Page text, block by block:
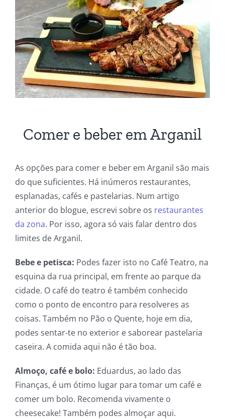
Comer e beber em Arganil
As opções para comer e beber em Arganil são mais
do que suficientes. Há inúmeros restaurantes,
esplanadas, cafés e pastelarias. Num artigo
anterior do blogue, escrevi sobre os restaurantes
da zona. Por isso, agora só vais falar dentro dos
limites de Arganil.
Bebe e petisca: Podes fazer isto no Café Teatro, na
esquina da rua principal, em frente ao parque da
cidade. O café do teatro é também conhecido
como o ponto de encontro para resolveres as
coisas. Também no Pão o Quente, hoje em dia,
podes sentar-te no exterior e saborear pastelaria
caseira. A comida aqui não é tão boa.
Almoço, café e bolo: Eduardus, ao lado das
Finanças, é um ótimo lugar para tomar um café e
comer um bolo. Recomenda vivamente o
cheesecake! Também podes almoçar aqui.